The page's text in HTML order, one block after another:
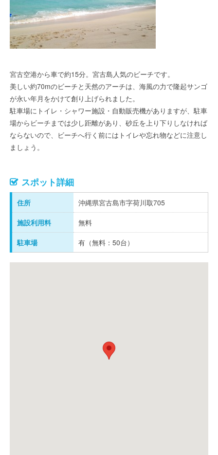
宮古空港から車で約15分。宮古島人気のビーチです。
美しい約70mのビーチと天然のアーチは、海風の力で隆起サンゴ
が永い年月をかけて創り上げられました。
駐車場にトイレ・シャワー施設・自動販売機がありますが、駐車
場からビーチまでは少し距離があり、砂丘を上り下りしなければ
ならないので、ビーチへ行く前にはトイレや忘れ物などに注意し
ましょう。
スポット詳細
住所 沖縄県宮古島市字荷川取705
施設利用料 無料
駐車場 有（無料：50台）